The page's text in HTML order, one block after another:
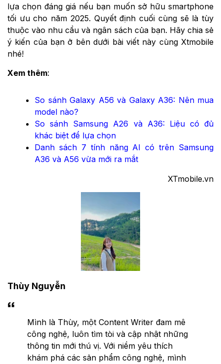
lựa chọn đáng giá nếu bạn muốn sở hữu smartphone
tối ưu cho năm 2025. Quyết định cuối cùng sẽ là tùy
thuộc vào nhu cầu và ngân sách của bạn. Hãy chia sẻ
ý kiến của bạn ở bên dưới bài viết này cùng Xtmobile
nhé!
Xem thêm:
So sánh Galaxy A56 và Galaxy A36: Nên mua
model nào?
So sánh Samsung A26 và A36: Liệu có đủ
khác biệt để lựa chọn
Danh sách 7 tính năng AI có trên Samsung
A36 và A56 vừa mới ra mắt
XTmobile.vn
Thùy Nguyễn
Mình là Thùy, một Content Writer đam mê
công nghệ, luôn tìm tòi và cập nhật những
thông tin mới thú vị. Với niềm yêu thích
khám phá các sản phẩm công nghệ, mình